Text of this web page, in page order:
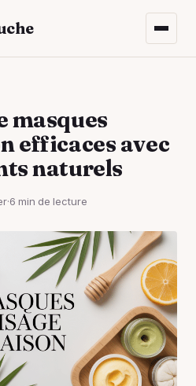
masques
efficaces avec
naturels
·6 min de lecture